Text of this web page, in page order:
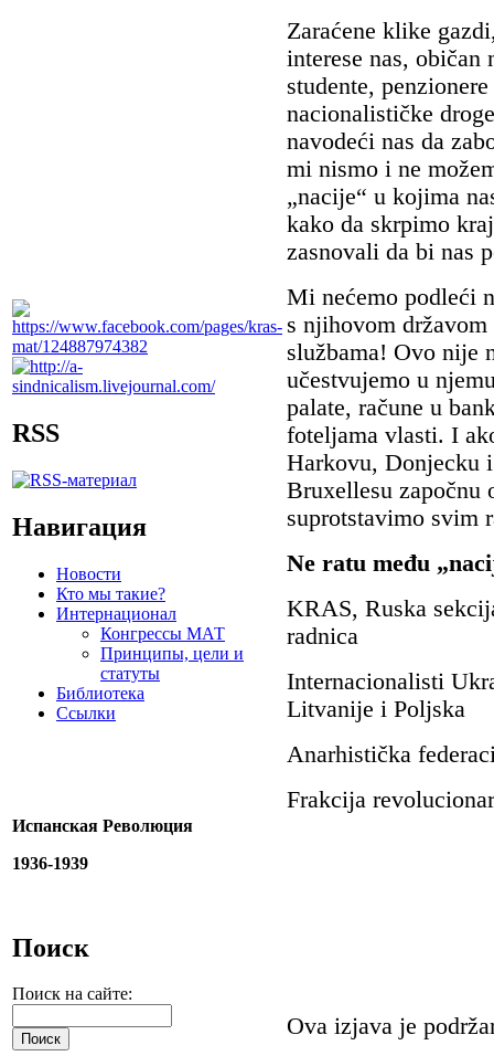
RSS
Навигация
Новости
Кто мы такие?
Интернационал
Конгрессы МАТ
Принципы, цели и
статуты
Библиотека
Ссылки
Испанская Революция
1936-1939
Поиск
Поиск на сайте:
Zaraćene klike
interese nas, običan
studente,
nacionalističke
navodeći nas da
mi nismo i ne
„nacije“ u kojima
kako da skrpimo
zasnovali da bi nas
Mi nećemo podleći
s njihovom
službama! Ovo nije
učestvujemo u
palate, račune u
foteljama vlasti. I
Harkovu, Donjecku
Bruxellesu započnu
suprotstavimo svim
Ne ratu među
KRAS, Ruska
radnica
Internacionalisti
Litvanije i Poljska
Anarhistička
Frakcija
Ova izjava je